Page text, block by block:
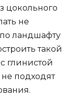
цокольного
не
ландшафту
такой
глинистой
подходят